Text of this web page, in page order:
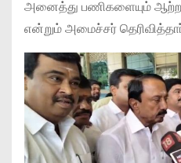
அனைத்து பணிகளையும்
என்றும் அமைச்சர்